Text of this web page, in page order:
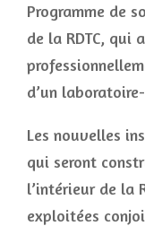
Programme de
de la RDTC, qui
d’un
Les nouvelles
qui seront
l’intérieur de la
exploitées